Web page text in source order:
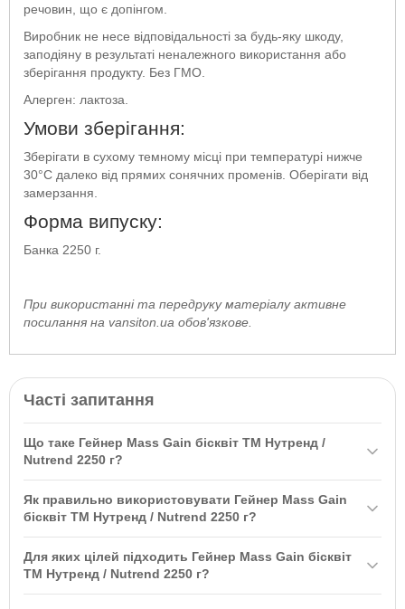
речовин, що є допінгом.
Виробник не несе відповідальності за будь-яку шкоду,
заподіяну в результаті неналежного використання або
зберігання продукту. Без ГМО.
Алерген: лактоза.
Умови зберігання:
Зберігати в сухому темному місці при температурі нижче
30°C далеко від прямих сонячних променів. Оберігати від
замерзання.
Форма випуску:
Банка 2250 г.
При використанні та передруку матеріалу активне
посилання на vansiton.ua обов'язкове.
Часті запитання
Що таке Гейнер Mass Gain бісквіт ТМ Нутренд /
Nutrend 2250 г?
гейнер з вмістом білка 20% для запуску відновлення і підтримки
зростання м'язової маси. Він містить 100% концентрат білка
глюкози, мальтодекстрину і фруктози.
Як правильно використовувати Гейнер Mass Gain
бісквіт ТМ Нутренд / Nutrend 2250 г?
після тренування. Для прискорення відновлення можна
прийняти ще одну порцію через 45 хвилин. Не слід приймати
Для яких цілей підходить Гейнер Mass Gain бісквіт
ТМ Нутренд / Nutrend 2250 г?